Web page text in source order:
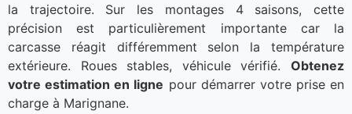
la trajectoire. Sur les montages 4 saisons, cette
précision est particulièrement importante car la
carcasse réagit différemment selon la température
extérieure. Roues stables, véhicule vérifié. Obtenez
votre estimation en ligne pour démarrer votre prise en
charge à Marignane.